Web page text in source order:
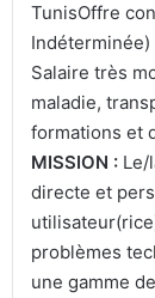
TunisOffre
Indéterminée)
Salaire très
maladie,
formations et
MISSION : Le/
directe et
problèmes
une gamme